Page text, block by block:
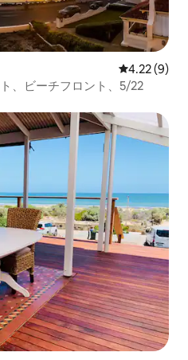
レビュー9
4.22 (9)
、ビーチフロント、5/22